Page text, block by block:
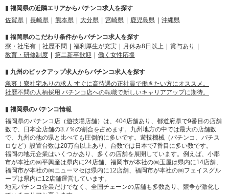
▮ 福岡県の近隣エリアからパチンコ求人を探す
佐賀県
長崎県 熊本県 大分県 宮崎県 鹿児島県 沖縄県
▮ 福岡県のこだわり条件からパチンコ求人を探す
寮・社宅有
社歴不問 福利厚生が充実 月休み8日以上
賞与あり
教育・研修制度
第二新卒歓迎 働く女性応援
▮ 九州のピックアップ求人からパチンコ求人を探す
急募！寮社宅ありの求人 すぐに高待遇の正社員で働きたい方にオススメ。
社歴不問の人柄採用 パチンコ店への転職で新しいキャリアアップに期待。
▮ 福岡県のパチンコ情報
福岡県のパチンコ店（遊技場店舗）は、404店舗あり、都道府県で9番目の店舗
数で、日本全店舗の3.7％の割合を占めます。九州地方の中では最大の店舗数
で、九州の他の県と比べても圧倒的に多いです。遊技機械（パチンコ、パチス
ロなど）設置台数は20万台以上あり、台数では日本で7番目に多い数です。
福岡の地元企業はいくつかあり、多くの店舗を展開しています。例えば、小郡
市が本社の㈱平興産は県内に24店舗、福岡市が本社の㈱玉屋は県内に14店舗、
福岡市が本社の㈱ニューマセは県内に12店舗、福岡市が本社の㈱フェイスグル
ープは県内に12店舗運営しています。
地元パチンコ企業だけでなく、全国チェーンの店舗も多数あり、競争が激化し